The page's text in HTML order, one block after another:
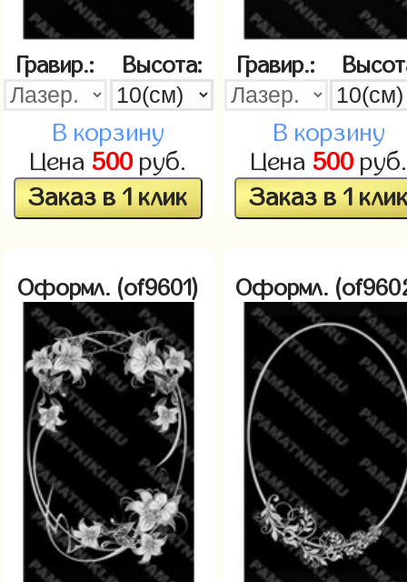
Гравир.: Высота:
В корзину
Цена 500руб.
Заказ в 1 клик
Гравир.:
В корзину
Цена 500руб.
Заказ в 1
Оформл. (of9601) Оформл.